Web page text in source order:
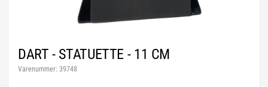
DART - STATUETTE - 11 CM
Varenummer: 39748